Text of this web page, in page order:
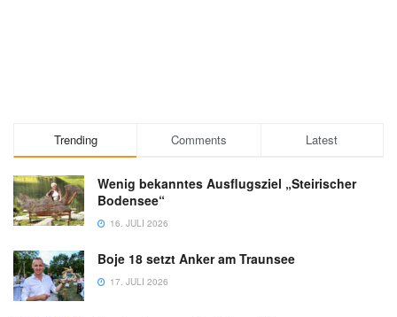
Trending Comments Latest
Wenig bekanntes Ausflugsziel „Steirischer
Bodensee“
16. JULI 2026
Boje 18 setzt Anker am Traunsee
17. JULI 2026